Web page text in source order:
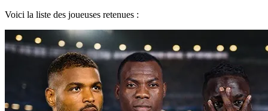
Voici la liste des joueuses retenues :